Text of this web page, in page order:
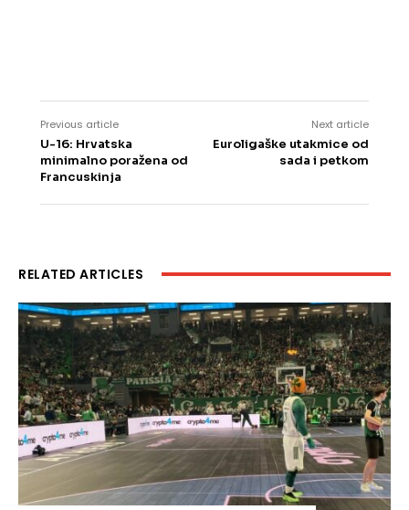
Previous article
U-16: Hrvatska
minimalno poražena od
Francuskinja
Next article
Euroligaške utakmice od
sada i petkom
RELATED ARTICLES